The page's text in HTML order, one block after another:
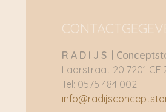
R A D I J S |
Laarstraat 20 7201 CE
Tel: 0575 484 002